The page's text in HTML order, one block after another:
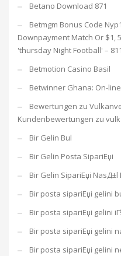
Betano Download 871
Betmgm Bonus Code
Downpayment Match Or $1,
'thursday Night Football' – 811
Betmotion Casino Basil
Betwinner Ghana: On-
Bewertungen zu
Kundenbewertungen zu
Bir Gelin Bul
Bir Gelin Posta SipariЕџi
Bir Gelin SipariЕџi
Bir posta sipariЕџi gelini
Bir posta sipariЕџi gelini
Bir posta sipariЕџi gelini
Bir posta sipariЕџi gelini